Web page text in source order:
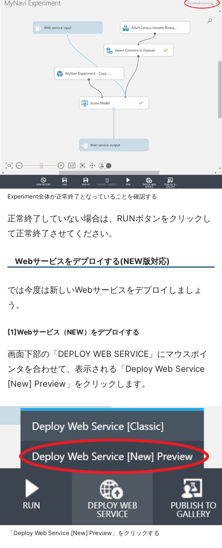
Experiment全体が正常終了となっていることを確認する
正常終了していない場合は、RUNボタンをクリックし
て正常終了させてください。
Webサービスをデプロイする(NEW版対応)
では今度は新しいWebサービスをデプロイしましょ
う。
[1]Webサービス（NEW）をデプロイする
画面下部の「DEPLOY WEB SERVICE」にマウスポイ
ンタを合わせて、表示される「Deploy Web Service
[New] Preview」をクリックします。
「Deploy Web Service [New] Preview」をクリックする